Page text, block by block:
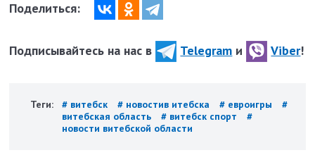
Поделиться:
Подписывайтесь на нас в Telegram и Viber!
Теги: # витебск # новостив итебска # евроигры
#
витебская область
# витебск спорт
#
новости витебской области